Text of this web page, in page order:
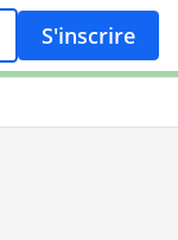
S'inscrire